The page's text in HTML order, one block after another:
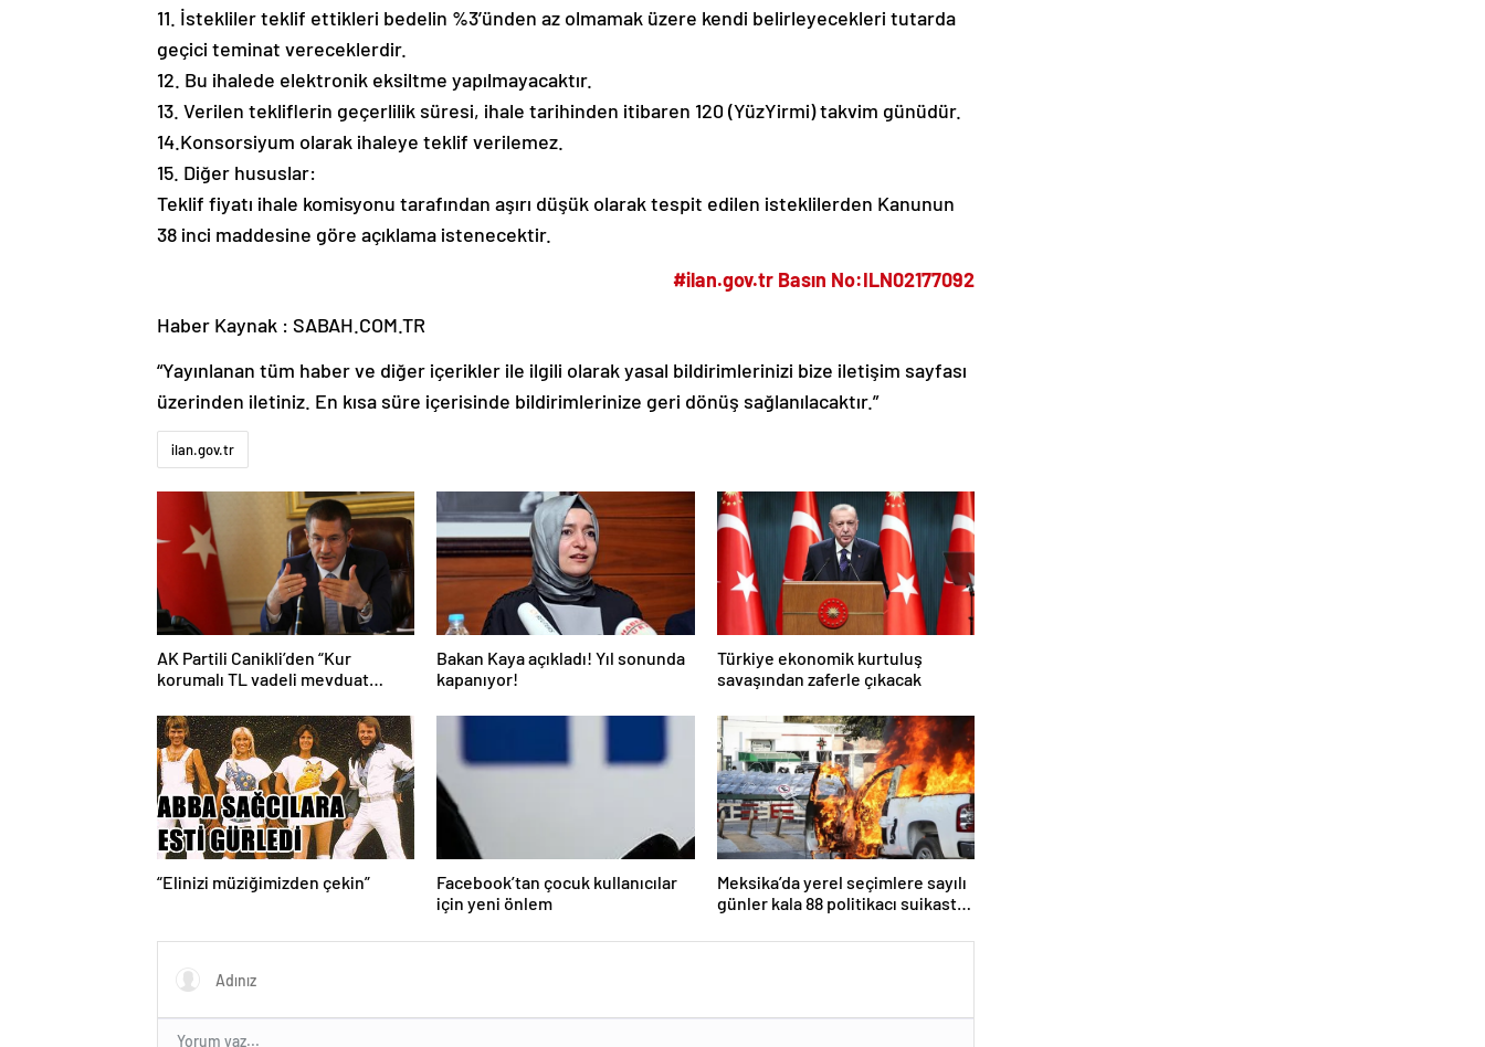
11. İstekliler teklif ettikleri bedelin %3’ünden az olmamak üzere kendi belirleyecekleri tutarda
geçici teminat vereceklerdir.
12. Bu ihalede elektronik eksiltme yapılmayacaktır.
13. Verilen tekliflerin geçerlilik süresi, ihale tarihinden itibaren 120 (YüzYirmi) takvim günüdür.
14.Konsorsiyum olarak ihaleye teklif verilemez.
15. Diğer hususlar:
Teklif fiyatı ihale komisyonu tarafından aşırı düşük olarak tespit edilen isteklilerden Kanunun
38 inci maddesine göre açıklama istenecektir.
#ilan.gov.tr Basın No:ILN02177092
Haber Kaynak : SABAH.COM.TR
“Yayınlanan tüm haber ve diğer içerikler ile ilgili olarak yasal bildirimlerinizi bize iletişim sayfası
üzerinden iletiniz. En kısa süre içerisinde bildirimlerinize geri dönüş sağlanılacaktır.”
ilan.gov.tr
AK Partili Canikli’den “Kur
korumalı TL vadeli mevduat
Bakan Kaya açıkladı! Yıl sonunda
kapanıyor!
Türkiye ekonomik kurtuluş
savaşından zaferle çıkacak
“Elinizi müziğimizden çekin”
Facebook’tan çocuk kullanıcılar
için yeni önlem
Meksika’da yerel seçimlere sayılı
günler kala 88 politikacı suikasta